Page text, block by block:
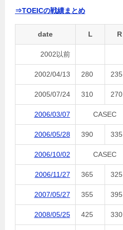
⇒TOEICの戦績まとめ
date L R
2002以前
2002/04/13 280 235
2005/07/24 310 270
2006/03/07 CASEC
2006/05/28 390 335
2006/10/02 CASEC
2006/11/27 365 325
2007/05/27 355 395
2008/05/25 425 330